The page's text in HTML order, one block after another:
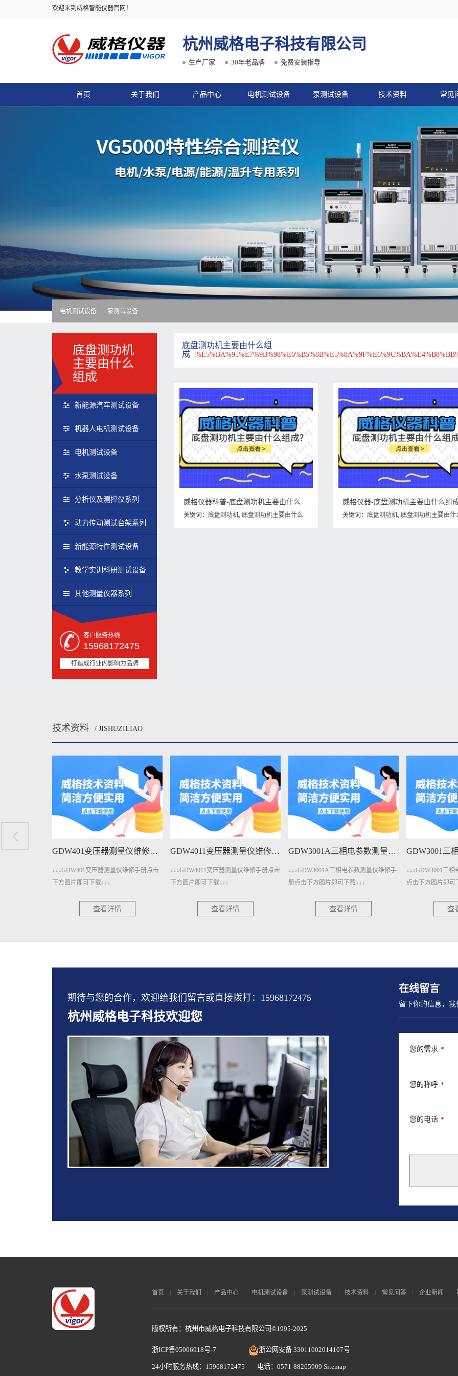
欢迎来到威格智能仪器官网！
杭州威格电子科技有限公司
生产厂家 30年老品牌 免费安装指导
首页 关于我们 产品中心 电机测试设备 泵测试设备 技术资料 常见
电机测试设备 泵测试设备
底盘测功机
主要由什么
组成
新能源汽车测试设备
机器人电机测试设备
电机测试设备
水泵测试设备
分析仪及测控仪系列
动力传动测试台架系列
新能源特性测试设备
教学实训科研测试设备
其他测量仪器系列
客户服务热线
15968172475
打造成行业内影响力品牌
底盘测功机主要由什么组
成
威格仪器科普-底盘测功机主要由什么组成？
关键词：底盘测功机,底盘测功机主要由什么
威格仪器-底盘测功机主要由什么组
关键词： 底盘测功机, 底盘测功机主要由什
技术资料 / JISHUZILIAO
GDW401变压器测量仪维修手册下载
压器测量仪维修手册点击
GDW4011变压器测量仪维修手册下载
↓↓↓GDW4011变压器测量仪维修手册点击
下方图片即可下载↓↓↓
查看详情
GDW3001A三相电参数测量仪维修手册下载
↓↓↓GDW3001A三相电参数测量仪维修手
册点击下方图片即可下载↓↓↓
查看详情
GDW3001三相电参数测量仪维修手册下载
↓↓↓GDW3001三相电参数测量仪维修手册
点击下方图片即可下载↓↓↓
查看详情
册点击
期待与您的合作，欢迎给我们留言或直接拨打：15968172475
杭州威格电子科技欢迎您
在线留言
留下你的信息，
您的需求 *
您的称呼 *
您的电话 *
should
首页 关于我们 产品中心 电机测试设备 泵测试设备 技术资料 常见问答 企业新闻
版权所有：杭州市威格电子科技有限公司©1995-2025
浙ICP备05006918号-7 浙公网安备 33011002014107号
24小时服务热线：15968172475 电话：0571-88265909 Sitemap